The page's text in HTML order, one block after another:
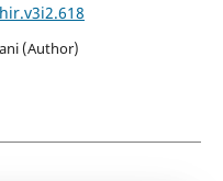
(Author)